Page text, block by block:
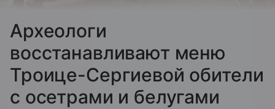
Археологи
восстанавливают меню
Троице-Сергиевой обители
с осетрами и белугами